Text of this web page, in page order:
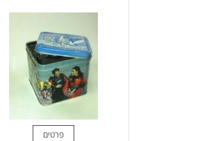
פרטים